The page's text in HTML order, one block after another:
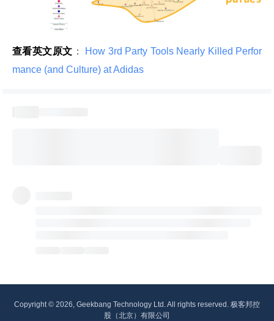
查看英文原文 ：
How 3rd Party Tools Nearly Killed Perfor
mance (and Culture) at Adidas
Copyright © 2026, Geekbang Technology Ltd. All rights reserved. 极客邦控
股（北京）有限公司